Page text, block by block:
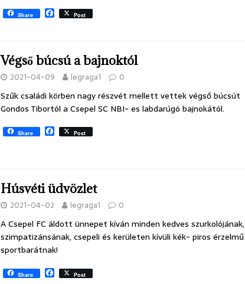
Share a
o
o
Post
Végső búcsú a bajnoktól
2021-04-09 legraga1 0
Szűk családi körben nagy részvét mellett vettek végső búcsút
Gondos Tibortól a Csepel SC NBI- es labdarúgó bajnokától.
Share a
o
k
Post
Húsvéti üdvözlet
2021-04-02 legraga1 0
A Csepel FC áldott ünnepet kíván minden kedves szurkolójának,
szimpatizánsának, csepeli és kerületen kívüli kék- piros érzelmű
sportbarátnak!
Share Post